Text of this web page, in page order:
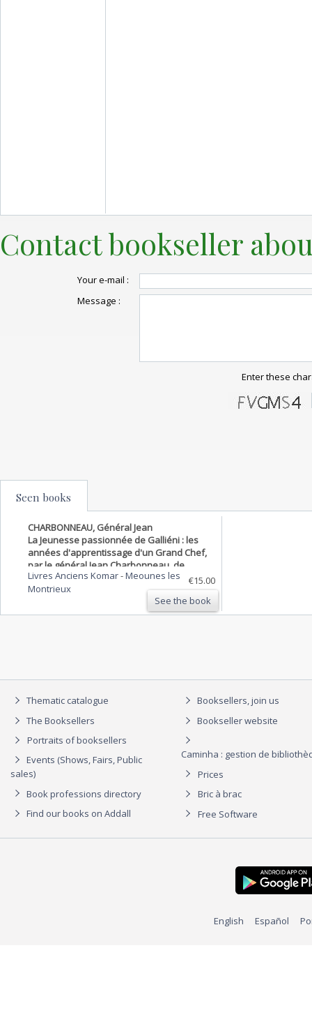
Contact bookseller
Your e-mail :
Message :
Enter these
Seen books
CHARBONNEAU, Général Jean
La Jeunesse passionnée de Galliéni : les
années d'apprentissage d'un Grand Chef,
par le général Jean Charbonneau, de
l'Académie des Sciences Coloniales.
Préface de l'Amiral Lacaze.
Livres Anciens Komar-Meounes les
Montrieux
€15.00
See the book
Thematic catalogue
The Booksellers
Portraits of booksellers
Events (Shows, Fairs, Public
sales)
Book professions directory
Find our books on Addall
Booksellers, join us
Bookseller website
Caminha : gestion de
Prices
Bric à brac
Free Software
English Español